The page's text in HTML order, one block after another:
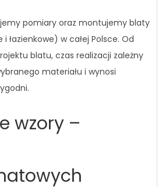
pomiary oraz montujemy blaty
łazienkowe) w całej Polsce. Od
blatu, czas realizacji zależny
materiału i wynosi
wzory –